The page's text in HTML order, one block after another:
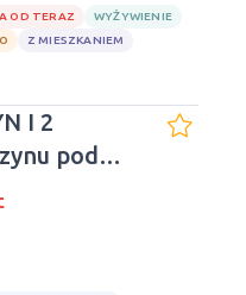
OD TERAZ
WYŻYWIENIE
Z MIESZKANIEM
I 2
pod